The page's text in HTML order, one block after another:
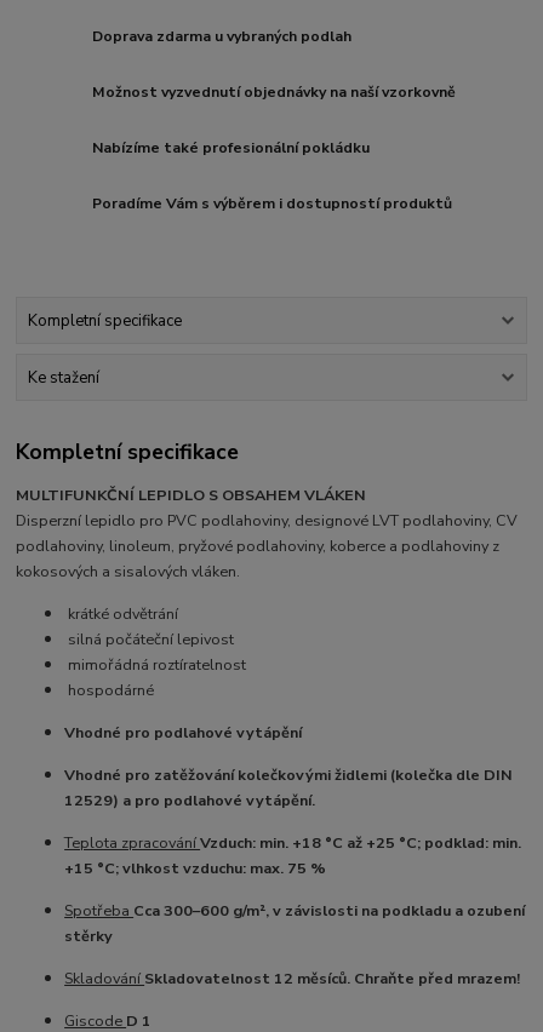
Doprava zdarma u vybraných podlah
Možnost vyzvednutí objednávky na naší vzorkovně
Nabízíme také profesionální pokládku
Poradíme Vám s výběrem i dostupností produktů
Kompletní specifikace
Ke stažení
Kompletní specifikace
MULTIFUNKČNÍ LEPIDLO S OBSAHEM VLÁKEN
Disperzní lepidlo pro PVC podlahoviny, designové LVT podlahoviny, CV
podlahoviny, linoleum, pryžové podlahoviny, koberce a podlahoviny z
kokosových a sisalových vláken.
krátké odvětrání
silná počáteční lepivost
mimořádná roztíratelnost
hospodárné
Vhodné pro podlahové vytápění
Vhodné pro zatěžování kolečkovými židlemi (kolečka dle DIN
12529) a pro podlahové vytápění.
Teplota zpracováníVzduch: min. +18 °C až +25 °C; podklad: min.
+15 °C; vlhkost vzduchu: max. 75 %
Spotřeba Cca 300–600 g/m², v závislosti na podkladu a ozubení
stěrky
Skladování Skladovatelnost 12 měsíců. Chraňte před mrazem!
Giscode D 1